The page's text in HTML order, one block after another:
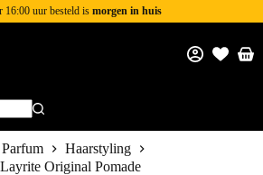
16:00 uur besteld is morgen in huis
Haarstyling
Layrite Original Pomade